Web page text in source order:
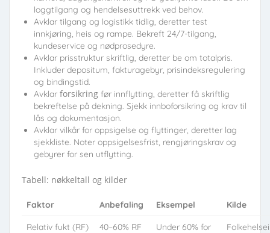
loggtilgang og hendelsesuttrekk ved behov.
Avklar tilgang og logistikk tidlig, deretter test
innkjøring, heis og rampe. Bekreft 24/7-tilgang,
kundeservice og nødprosedyre.
Avklar prisstruktur skriftlig, deretter be om totalpris.
Inkluder depositum, fakturagebyr, prisindeksregulering
og bindingstid.
Avklar forsikring før innflytting, deretter få skriftlig
bekreftelse på dekning. Sjekk innboforsikring og krav til
lås og dokumentasjon.
Avklar vilkår for oppsigelse og flyttinger, deretter lag
sjekkliste. Noter oppsigelsesfrist, rengjøringskrav og
gebyrer for sen utflytting.
Tabell: nøkkeltall og kilder
Faktor Anbefaling Eksempel Kilde
Relativ fukt (RF) 40–60% RF
Under 60% for